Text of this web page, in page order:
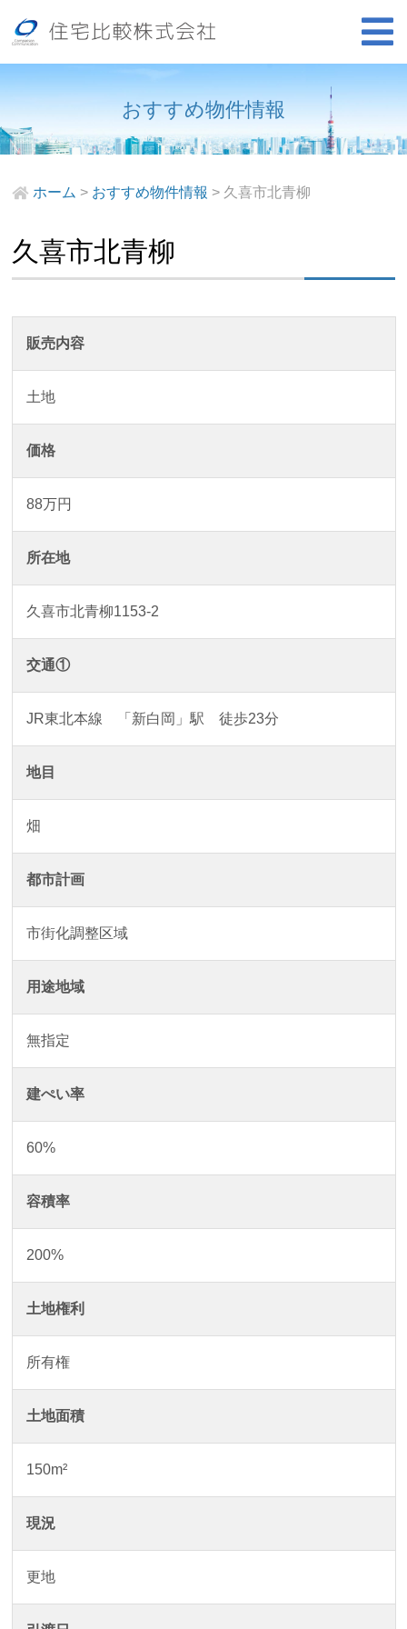
おすすめ物件情報
ホーム > おすすめ物件情報 > 久喜市北青柳
久喜市北青柳
販売内容
土地
価格
88万円
所在地
久喜市北青柳1153-2
交通①
JR東北本線 「新白岡」駅 徒歩23分
地目
畑
都市計画
市街化調整区域
用途地域
無指定
建ぺい率
60%
容積率
200%
土地権利
所有権
土地面積
150m²
現況
更地